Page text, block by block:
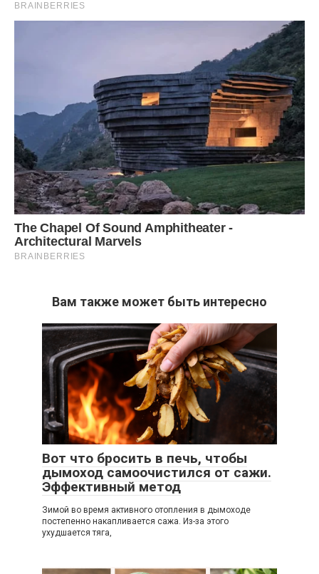
Вам также может быть интересно
Вот что бросить в печь, чтобы
дымоход самоочистился от сажи.
Эффективный метод
Зимой во время активного отопления в дымоходе
постепенно накапливается сажа. Из-за этого
ухудшается тяга,